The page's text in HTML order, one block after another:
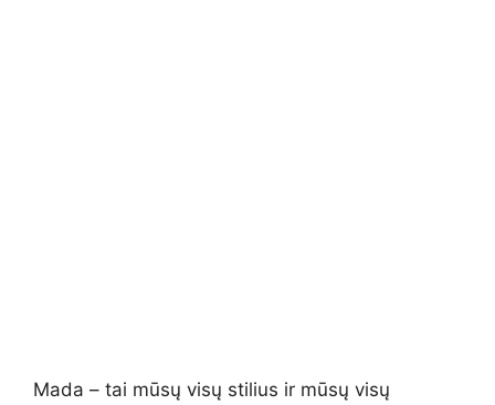
Mada – tai mūsų visų stilius ir mūsų visų